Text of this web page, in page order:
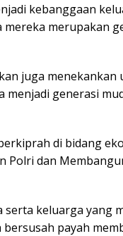
kebanggaan
merupakan
juga
menjadi generasi
di bidang
Polri dan
keluarga yang
payah